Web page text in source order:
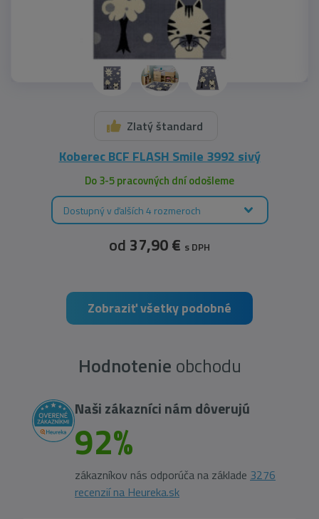
Zlatý štandard
Koberec BCF FLASH Smile 3992 sivý
Do 3-5 pracovných dní odošleme
Dostupný v ďalších 4 rozmeroch
od 37,90 € s DPH
Zobraziť všetky podobné
Hodnotenie obchodu
Naši zákazníci nám dôverujú
92%
zákazníkov nás odporúča na základe 3276
recenzií na Heureka.sk